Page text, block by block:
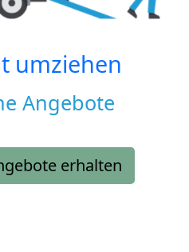
umziehen
Angebote
erhalten